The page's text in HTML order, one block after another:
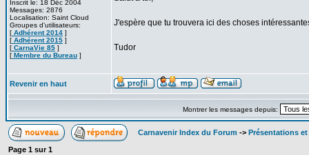
Inscrit le: 18 Déc 2004
Messages: 2876
Localisation: Saint Cloud
Groupes d'utilisateurs:
[ Adhérent 2014 ]
[ Adhérent 2015 ]
[ CarnaVie 85 ]
[ Membre du Bureau ]
J'espère que tu trouvera ici des choses
Tudor
Revenir en haut
Montrer les messages depuis:
Carnavenir Index du Forum -> Présentations
Page 1 sur1